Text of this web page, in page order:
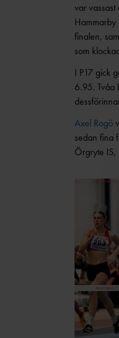
var
finalen,
som
I P17 gick
6.95. Tvåa
Axel Rogö
sedan fina
Örgryte IS,